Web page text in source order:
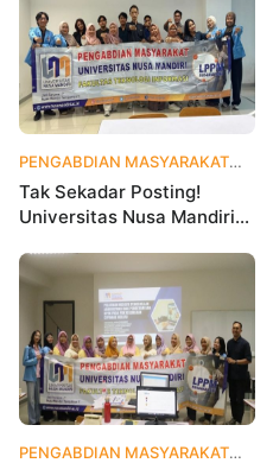
3 hari yang lalu
PENGABDIAN MASYARAKAT
Tak Sekadar Posting!
Universitas Nusa Mandiri
agar Instagram Klub
Olahraga Makin Viral
1 bulan yang lalu
PENGABDIAN MASYARAKAT